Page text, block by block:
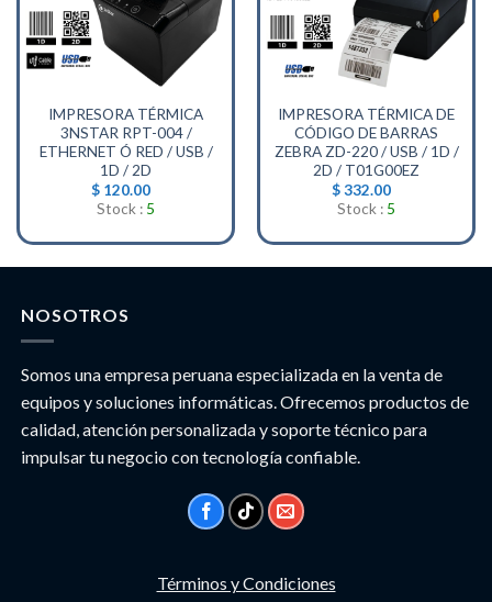
IMPRESORA TÉRMICA
3NSTAR RPT-004 /
ETHERNET Ó RED / USB /
1D / 2D
$120.00
Stock : 5
IMPRESORA TÉRMICA DE
CÓDIGO DE BARRAS
ZEBRA ZD-220 / USB / 1D /
2D / T01G00EZ
$332.00
Stock : 5
NOSOTROS
Somos una empresa peruana especializada en la venta de
equipos y soluciones informáticas. Ofrecemos productos de
calidad, atención personalizada y soporte técnico para
impulsar tu negocio con tecnología confiable.
Términos y Condiciones